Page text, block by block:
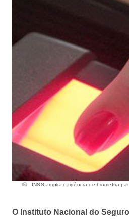
INSS amplia exigência de biometria
O Instituto Nacional do